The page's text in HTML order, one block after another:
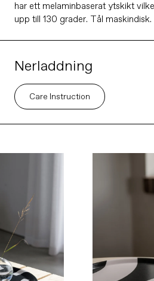
har ett melaminbaserat ytskikt
upp till 130 grader. Tål maskindisk.
Nerladdning
Care Instruction